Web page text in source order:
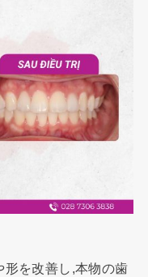
形を改善し,本物の歯